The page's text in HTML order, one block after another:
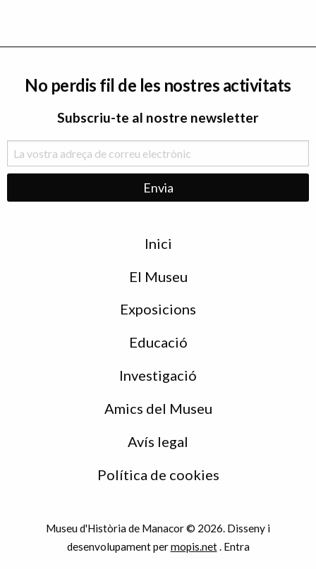
No perdis fil de les nostres activitats
Subscriu-te al nostre newsletter
Inici
El Museu
Exposicions
Educació
Investigació
Amics del Museu
Avís legal
Política de cookies
Museu d'Història de Manacor © 2026. Disseny i
desenvolupament permopis.net. Entra